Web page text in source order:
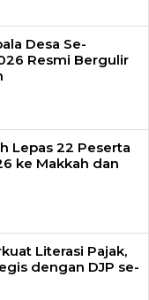
Desa Se-
Resmi Bergulir
Lepas 22 Peserta
ke Makkah dan
Literasi Pajak,
dengan DJP se-